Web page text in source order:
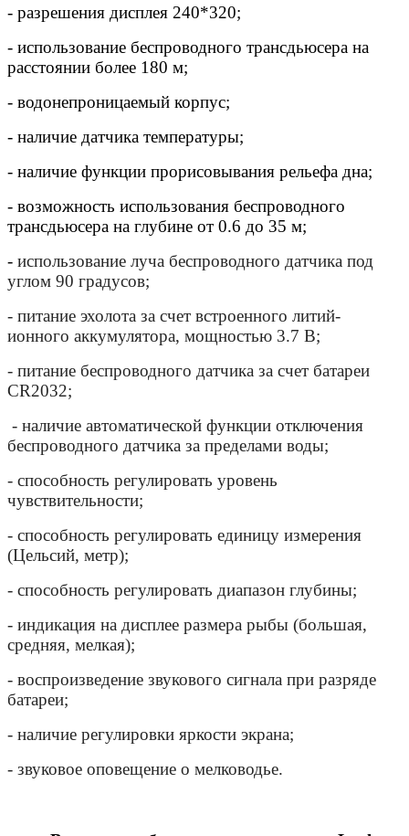
- разрешения дисплея 240*320;
- использование беспроводного трансдьюсера на
расстоянии более 180 м;
- водонепроницаемый корпус;
- наличие датчика температуры;
- наличие функции прорисовывания рельефа дна;
- возможность использования беспроводного
трансдьюсера на глубине от 0.6 до 35 м;
- использование луча беспроводного датчика под
углом 90 градусов;
- питание эхолота за счет встроенного литий-
ионного аккумулятора, мощностью 3.7 В;
- питание беспроводного датчика за счет батареи
CR2032;
- наличие автоматической функции отключения
беспроводного датчика за пределами воды;
- способность регулировать уровень
чувствительности;
- способность регулировать единицу измерения
(Цельсий, метр);
- способность регулировать диапазон глубины;
- индикация на дисплее размера рыбы (большая,
средняя, мелкая);
- воспроизведение звукового сигнала при разряде
батареи;
- наличие регулировки яркости экрана;
- звуковое оповещение о мелководье.